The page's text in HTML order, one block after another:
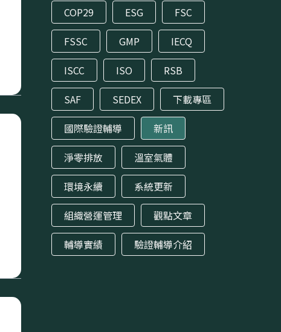
COP29
ESG
FSC
FSSC
GMP
IECQ
ISCC
ISO
RSB
SAF
SEDEX
下載專區
國際驗證輔導
新訊
淨零排放
溫室氣體
環境永續
系統更新
組織營運管理
觀點文章
輔導實績
驗證輔導介紹